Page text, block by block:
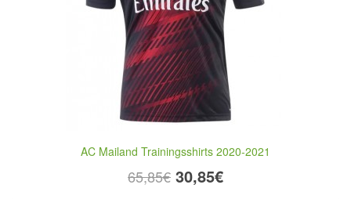
AC Mailand Trainingsshirts 2020-2021
65,85€ 30,85€